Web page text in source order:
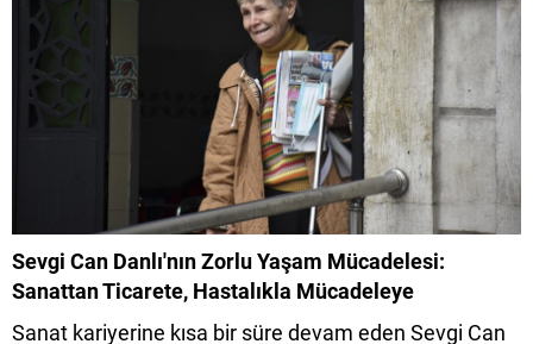
Sevgi Can Danlı'nın Zorlu Yaşam Mücadelesi:
Sanattan Ticarete, Hastalıkla Mücadeleye
Sanat kariyerine kısa bir süre devam eden Sevgi Can